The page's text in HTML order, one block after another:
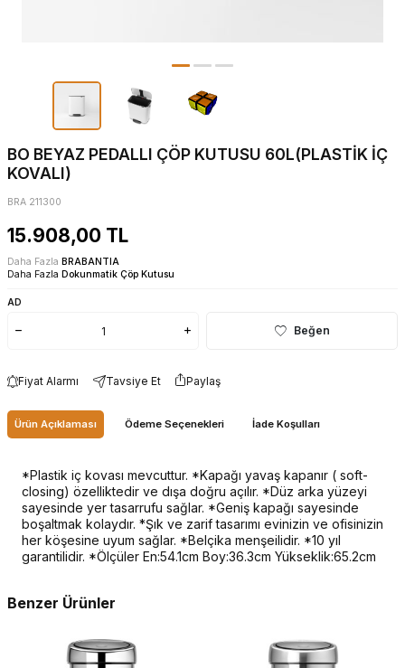
BO BEYAZ PEDALLI ÇÖP KUTUSU 60L(PLASTİK İÇ
KOVALI)
BRA 211300
15.908,00 TL
Daha Fazla BRABANTIA
Daha Fazla Dokunmatik Çöp Kutusu
AD
Beğen
Fiyat Alarmı Tavsiye Et Paylaş
Ürün Açıklaması Ödeme Seçenekleri İade Koşulları
*Plastik iç kovası mevcuttur. *Kapağı yavaş kapanır ( soft-
closing) özelliktedir ve dışa doğru açılır. *Düz arka yüzeyi
sayesinde yer tasarrufu sağlar. *Geniş kapağı sayesinde
boşaltmak kolaydır. *Şık ve zarif tasarımı evinizin ve ofisinizin
her köşesine uyum sağlar. *Belçika menşeilidir. *10 yıl
garantilidir. *Ölçüler En:54.1cm Boy:36.3cm Yükseklik:65.2cm
Benzer Ürünler